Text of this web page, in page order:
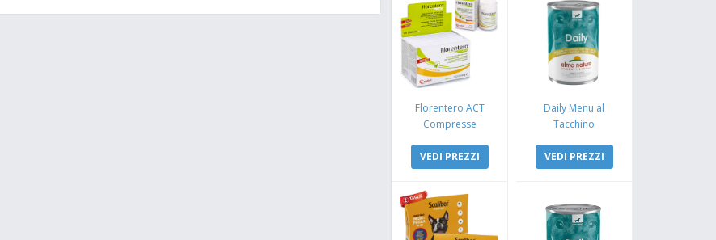
Florentero ACT
Compresse
VEDI PREZZI
Daily Menu al
Tacchino
VEDI PREZZI